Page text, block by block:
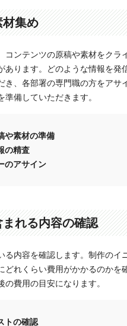
材集め
コンテンツの原稿や素材をクラ
あります。どのような情報を発
き、各部署の専門職の方をアサ
準備していただきます。
や素材の準備
の精査
のアサイン
れる内容の確認
る内容を確認します。制作のイ
どれくらい費用がかかるのかを
の費用の目安になります。
トの確認